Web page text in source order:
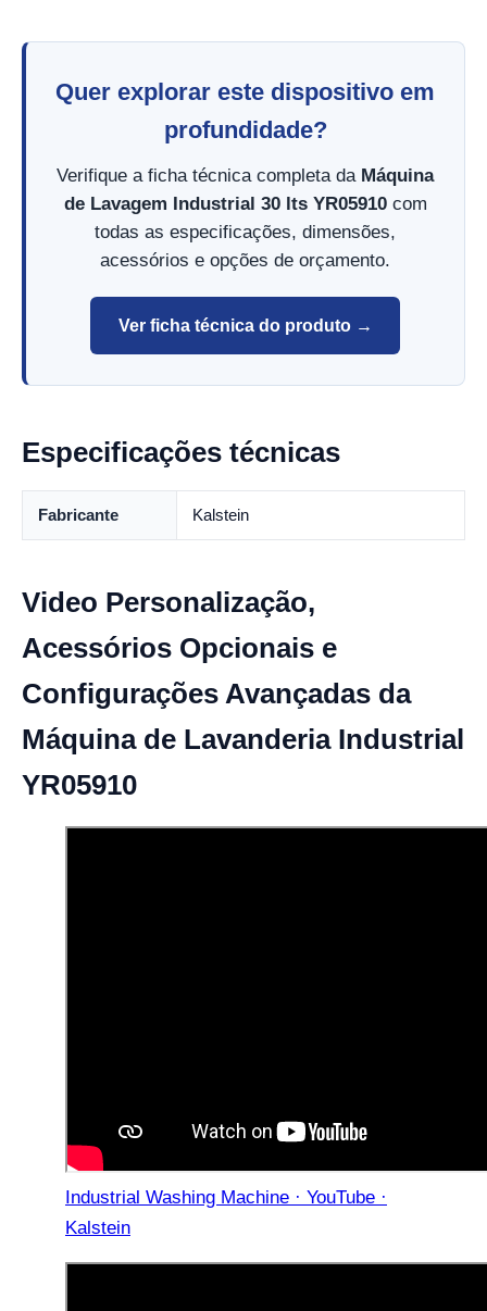
Quer explorar este dispositivo em
profundidade?
Verifique a ficha técnica completa da Máquina
de Lavagem Industrial 30 lts YR05910com
todas as especificações, dimensões,
acessórios e opções de orçamento.
Ver ficha técnica do produto →
Especificações técnicas
Fabricante Kalstein
Video Personalização,
Acessórios Opcionais e
Configurações Avançadas da
Máquina de Lavanderia Industrial
YR05910
Industrial Washing Machine · YouTube ·
Kalstein